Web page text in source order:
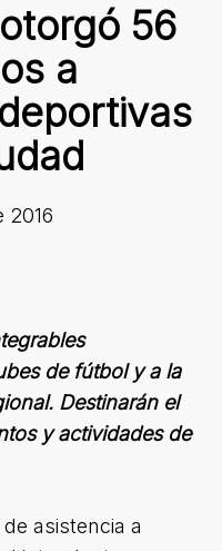
56
a
2016
de fútbol y a la
Destinarán el
y actividades de
asistencia a